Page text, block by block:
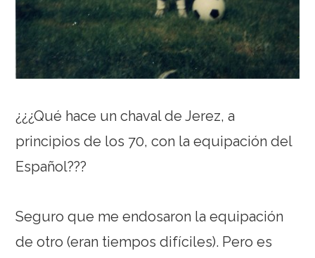
¿¿¿Qué hace un chaval de Jerez, a
principios de los 70, con la equipación del
Español???
Seguro que me endosaron la equipación
de otro (eran tiempos difíciles). Pero es